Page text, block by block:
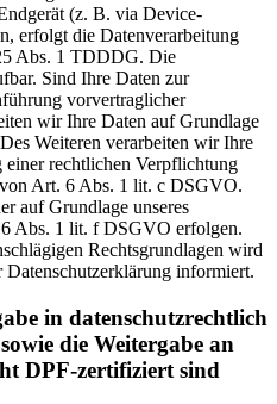
(z. B. via Device-
erfolgt die Datenverarbeitung
Abs. 1 TDDDG. Die
Sind Ihre Daten zur
vorvertraglicher
wir Ihre Daten auf Grundlage
Weiteren verarbeiten wir Ihre
rechtlichen Verpflichtung
Art. 6 Abs. 1 lit. c DSGVO.
auf Grundlage unseres
6 Abs. 1 lit. f DSGVO erfolgen.
Rechtsgrundlagen wird
Datenschutzerklärung informiert.
in datenschutzrechtlich
die Weitergabe an
DPF-zertifiziert sind